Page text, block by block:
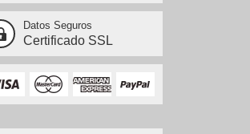
Datos Seguros
Certificado SSL